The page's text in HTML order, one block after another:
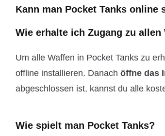
Kann man Pocket Tanks online
Wie erhalte ich Zugang zu allen
Um alle Waffen in Pocket Tanks zu
offline installieren. Danach öffne das
abgeschlossen ist, kannst du alle
Wie spielt man Pocket Tanks?